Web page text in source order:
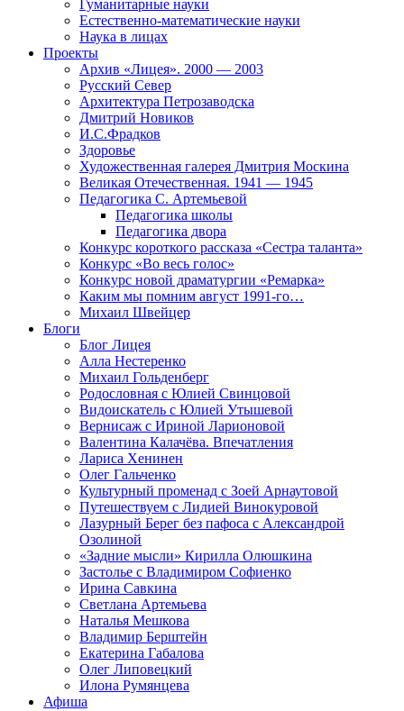
Гуманитарные науки
Естественно-математические науки
Наука в лицах
Проекты
Архив «Лицея». 2000 — 2003
Русский Север
Архитектура Петрозаводска
Дмитрий Новиков
И.С.Фрадков
Здоровье
Художественная галерея Дмитрия Москина
Великая Отечественная. 1941 — 1945
Педагогика С. Артемьевой
Педагогика школы
Педагогика двора
Конкурс короткого рассказа «Сестра таланта»
Конкурс «Во весь голос»
Конкурс новой драматургии «Ремарка»
Каким мы помним август 1991-го…
Михаил Швейцер
Блоги
Блог Лицея
Алла Нестеренко
Михаил Гольденберг
Родословная с Юлией Свинцовой
Видоискатель с Юлией Утышевой
Вернисаж с Ириной Ларионовой
Валентина Калачёва. Впечатления
Лариса Хенинен
Олег Гальченко
Культурный променад с Зоей Арнаутовой
Путешествуем с Лидией Винокуровой
Лазурный Берег без пафоса с Александрой
Озолиной
«Задние мысли» Кирилла Олюшкина
Застолье с Владимиром Софиенко
Ирина Савкина
Светлана Артемьева
Наталья Мешкова
Владимир Берштейн
Екатерина Габалова
Олег Липовецкий
Илона Румянцева
Афиша